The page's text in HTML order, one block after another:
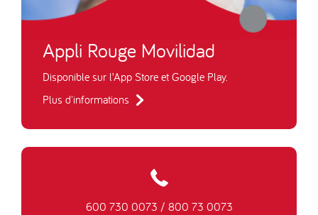
Appli Rouge Movilidad
Disponible sur l’App Store et Google Play.
Plus d'informations
600 730 0073 / 800 73 0073